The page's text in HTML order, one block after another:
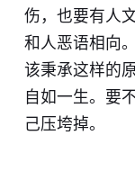
伤，也要有人
和人恶语相向
该秉承这样的
自如一生。要
己压垮掉。